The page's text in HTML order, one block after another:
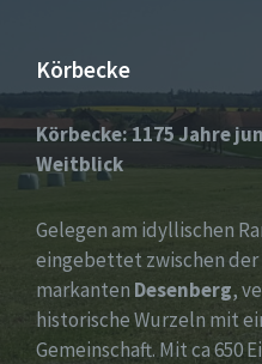
Körbecke
Körbecke: 1175 Jahre
Weitblick
Gelegen am idyllischen
eingebettet zwischen der
markanten Desenberg,
historische Wurzeln mit
Gemeinschaft. Mit ca 650